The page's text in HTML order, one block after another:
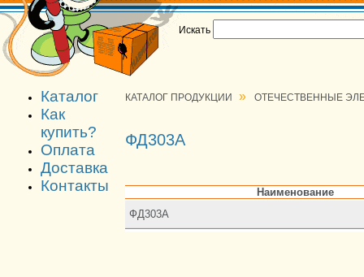
Искать
Каталог
Как
купить?
Оплата
Доставка
Контакты
КАТАЛОГ ПРОДУКЦИИ » ОТЕЧЕСТВЕННЫЕ
ФД303А
Наименование
ФД303А